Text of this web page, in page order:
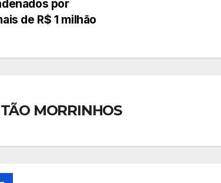
por
de R$ 1 milhão
MORRINHOS